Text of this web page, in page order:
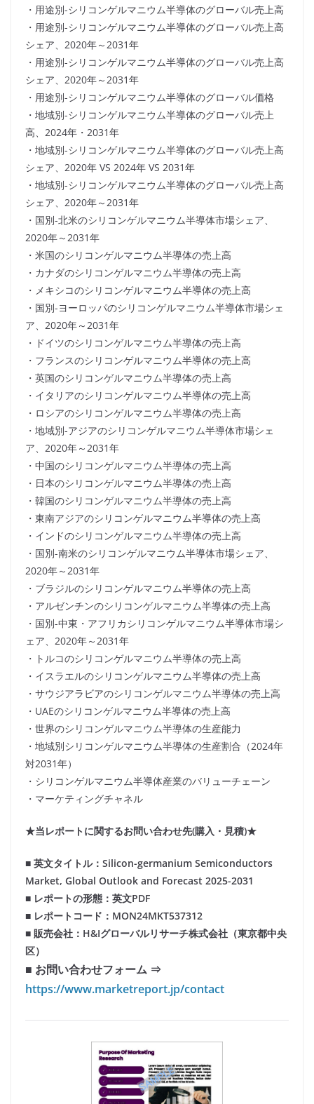
・用途別-シリコンゲルマニウム半導体のグローバル売上高
・用途別-シリコンゲルマニウム半導体のグローバル売上高
シェア、2020年～2031年
・用途別-シリコンゲルマニウム半導体のグローバル売上高
シェア、2020年～2031年
・用途別-シリコンゲルマニウム半導体のグローバル価格
・地域別-シリコンゲルマニウム半導体のグローバル売上
高、2024年・2031年
・地域別-シリコンゲルマニウム半導体のグローバル売上高
シェア、2020年 VS 2024年 VS 2031年
・地域別-シリコンゲルマニウム半導体のグローバル売上高
シェア、2020年～2031年
・国別-北米のシリコンゲルマニウム半導体市場シェア、
2020年～2031年
・米国のシリコンゲルマニウム半導体の売上高
・カナダのシリコンゲルマニウム半導体の売上高
・メキシコのシリコンゲルマニウム半導体の売上高
・国別-ヨーロッパのシリコンゲルマニウム半導体市場シェ
ア、2020年～2031年
・ドイツのシリコンゲルマニウム半導体の売上高
・フランスのシリコンゲルマニウム半導体の売上高
・英国のシリコンゲルマニウム半導体の売上高
・イタリアのシリコンゲルマニウム半導体の売上高
・ロシアのシリコンゲルマニウム半導体の売上高
・地域別-アジアのシリコンゲルマニウム半導体市場シェ
ア、2020年～2031年
・中国のシリコンゲルマニウム半導体の売上高
・日本のシリコンゲルマニウム半導体の売上高
・韓国のシリコンゲルマニウム半導体の売上高
・東南アジアのシリコンゲルマニウム半導体の売上高
・インドのシリコンゲルマニウム半導体の売上高
・国別-南米のシリコンゲルマニウム半導体市場シェア、
2020年～2031年
・ブラジルのシリコンゲルマニウム半導体の売上高
・アルゼンチンのシリコンゲルマニウム半導体の売上高
・国別-中東・アフリカシリコンゲルマニウム半導体市場シ
ェア、2020年～2031年
・トルコのシリコンゲルマニウム半導体の売上高
・イスラエルのシリコンゲルマニウム半導体の売上高
・サウジアラビアのシリコンゲルマニウム半導体の売上高
・UAEのシリコンゲルマニウム半導体の売上高
・世界のシリコンゲルマニウム半導体の生産能力
・地域別シリコンゲルマニウム半導体の生産割合（2024年
対2031年）
・シリコンゲルマニウム半導体産業のバリューチェーン
・マーケティングチャネル
★当レポートに関するお問い合わせ先(購入・見積)★
■ 英文タイトル：Silicon-germanium Semiconductors
Market, Global Outlook and Forecast 2025-2031
■ レポートの形態：英文PDF
■ レポートコード：MON24MKT537312
■ 販売会社：H&Iグローバルリサーチ株式会社（東京都中央
区）
■ お問い合わせフォーム ⇒
https://www.marketreport.jp/contact